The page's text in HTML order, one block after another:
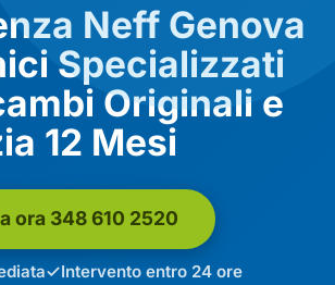
Neff Genova
Specializzati
Originali e
12 Mesi
ora 348 610 2520
Intervento entro 24 ore